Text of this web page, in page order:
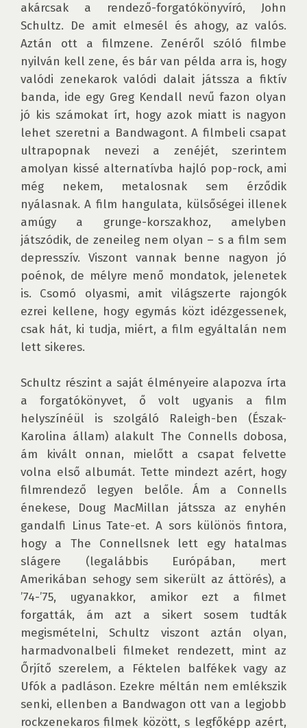
akárcsak a rendező-forgatókönyvíró, John
Schultz. De amit elmesél és ahogy, az valós.
Aztán ott a filmzene. Zenéről szóló filmbe
nyilván kell zene, és bár van példa arra is, hogy
valódi zenekarok valódi dalait játssza a fiktív
banda, ide egy Greg Kendall nevű fazon olyan
jó kis számokat írt, hogy azok miatt is nagyon
lehet szeretni a Bandwagont. A filmbeli csapat
ultrapopnak nevezi a zenéjét, szerintem
amolyan kissé alternatívba hajló pop-rock, ami
még nekem, metalosnak sem érződik
nyálasnak. A film hangulata, külsőségei illenek
amúgy a grunge-korszakhoz, amelyben
játszódik, de zeneileg nem olyan – s a film sem
depresszív. Viszont vannak benne nagyon jó
poénok, de mélyre menő mondatok, jelenetek
is. Csomó olyasmi, amit világszerte rajongók
ezrei kellene, hogy egymás közt idézgessenek,
csak hát, ki tudja, miért, a film egyáltalán nem
lett sikeres.
Schultz részint a saját élményeire alapozva írta
a forgatókönyvet, ő volt ugyanis a film
helyszínéül is szolgáló Raleigh-ben (Észak-
Karolina állam) alakult The Connells dobosa,
ám kivált onnan, mielőtt a csapat felvette
volna első albumát. Tette mindezt azért, hogy
filmrendező legyen belőle. Ám a Connells
énekese, Doug MacMillan játssza az enyhén
gandalfi Linus Tate-et. A sors különös fintora,
hogy a The Connellsnek lett egy hatalmas
slágere (legalábbis Európában, mert
Amerikában sehogy sem sikerült az áttörés), a
’74-’75, ugyanakkor, amikor ezt a filmet
forgatták, ám azt a sikert sosem tudták
megismételni, Schultz viszont aztán olyan,
harmadvonalbeli filmeket rendezett, mint az
Őrjítő szerelem, a Féktelen balfékek vagy az
Ufók a padláson. Ezekre méltán nem emlékszik
senki, ellenben a Bandwagon ott van a legjobb
rockzenekaros filmek között, s legfőképp azért,